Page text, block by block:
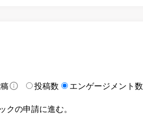
投稿数 エンゲージメント数
の申請に進む。